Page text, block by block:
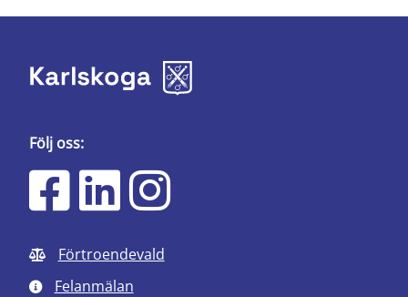
Följ oss:
Förtroendevald
Felanmälan